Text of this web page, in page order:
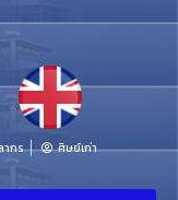
กร ศิษย์เก่า